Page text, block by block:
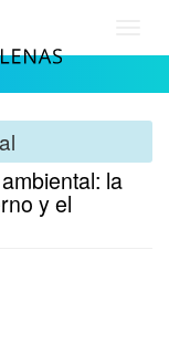
la
y el